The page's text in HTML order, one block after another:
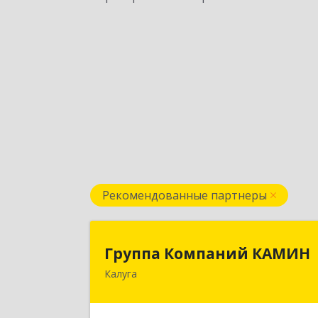
Рекомендованные партнеры
Группа Компаний КАМИН
Калуга
Группа Компаний КАМИН